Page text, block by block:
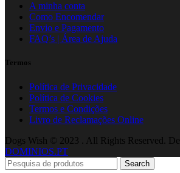
A minha conta
Como Encomendar
Envio e Pagamento
FAQ’s | Área de Ajuda
Termos
Política de Privacidade
Política de Cookies
Termos e Condições
Livro de Reclamações Online
Dogs Wish © 2023 . All Rights Reserved.
DOMINIOS.PT
Search